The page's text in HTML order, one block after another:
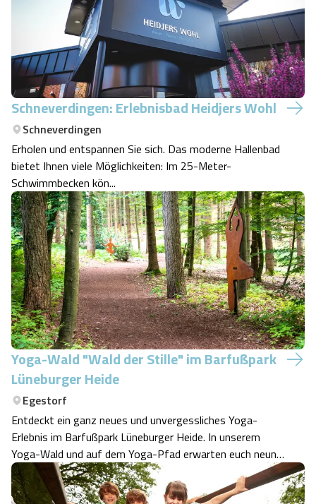
Schneverdingen: Erlebnisbad Heidjers Wohl
Schneverdingen
Erholen und entspannen Sie sich. Das moderne Hallenbad
bietet Ihnen viele Möglichkeiten: Im 25-Meter-
Schwimmbecken kön...
Yoga-Wald "Wald der Stille" im Barfußpark
Lüneburger Heide
Egestorf
Entdeckt ein ganz neues und unvergessliches Yoga-
Erlebnis im Barfußpark Lüneburger Heide. In unserem
Yoga-Wald und auf dem Yoga-Pfad erwarten euch neun
Stationen mit Yoga-Übungen, viel Ruhe für euer eigenes
Yoga-Programm unter freiem Himmel und besondere